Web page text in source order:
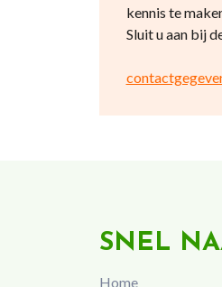
kennis te
Sluit u aan bij
SNEL
Home